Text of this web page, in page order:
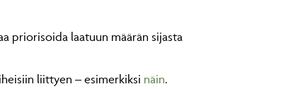
priorisoida laatuun määrän sijasta
liittyen – esimerkiksi näin.